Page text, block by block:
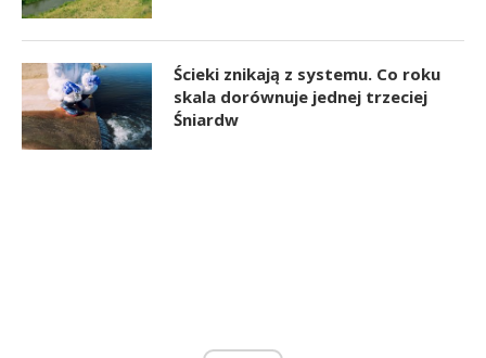
Ścieki znikają z systemu. Co roku
skala dorównuje jednej trzeciej
Śniardw